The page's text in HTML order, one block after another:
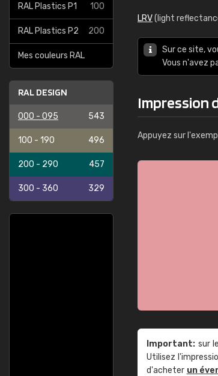
RAL Plastics P1 100
RAL Plastics P2 200
Mes couleurs RAL
RAL DESIGN
000 - 095 543
100 - 190 496
200 - 290 457
300 - 360 329
LRV(light
Sur ce site,
Vous n'avez
Impression
Appuyez sur
Important: sur
Utilisez
d'acheter un